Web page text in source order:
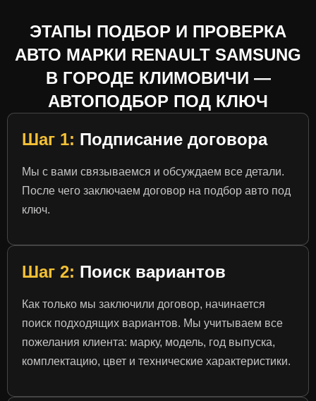
ЭТАПЫ ПОДБОР И ПРОВЕРКА
АВТО МАРКИ RENAULT SAMSUNG
В ГОРОДЕ КЛИМОВИЧИ —
АВТОПОДБОР ПОД КЛЮЧ
Шаг 1: Подписание договора
Мы с вами связываемся и обсуждаем все детали.
После чего заключаем договор на подбор авто под
ключ.
Шаг 2: Поиск вариантов
Как только мы заключили договор, начинается
поиск подходящих вариантов. Мы учитываем все
пожелания клиента: марку, модель, год выпуска,
комплектацию, цвет и технические характеристики.